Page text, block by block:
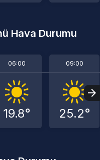
Hava Durumu
06:00
19.8°
09:00
25.2°